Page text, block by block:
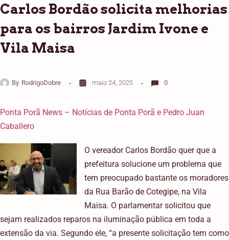
Carlos Bordão solicita melhorias
para os bairros Jardim Ivone e
Vila Maisa
By RodrigoDobre maio 24, 2025 0
Ponta Porã News – Notícias de Ponta Porã e Pedro Juan
Caballero
O vereador Carlos Bordão quer que a
prefeitura solucione um problema que
tem preocupado bastante os moradores
da Rua Barão de Cotegipe, na Vila
Maisa. O parlamentar solicitou que
sejam realizados reparos na iluminação pública em toda a
extensão da via. Segundo ele, “a presente solicitação tem como